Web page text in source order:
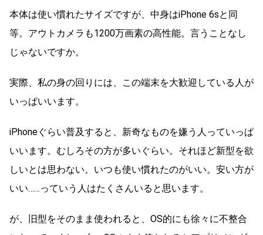
本体は使い慣れたサイズですが、中身はiPhone 6sと同
等。アウトカメラも1200万画素の高性能。言うことなし
じゃないですか。
実際、私の身の回りには、この端末を大歓迎している人が
いっぱいいます。
iPhoneぐらい普及すると、新奇なものを嫌う人っていっぱ
いいます。むしろその方が多いぐらい。それほど新型を欲
しいとは思わない。いつも使い慣れたのがいい。安い方が
いい……っていう人はたくさんいると思います。
が、旧型をそのまま使われると、OS的にも徐々に不整合